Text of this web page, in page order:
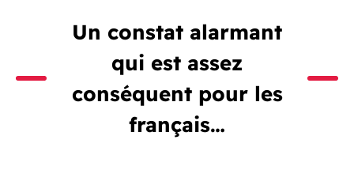
Un constat alarmant
qui est assez
conséquent pour les
français…